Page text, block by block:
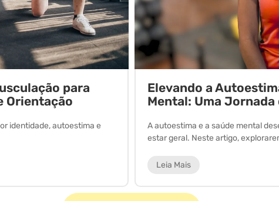
para
Orientação
identidade, autoestima e
Elevando a
Mental: Uma
A autoestima e a saúde mental
estar geral. Neste artigo,
Leia Mais